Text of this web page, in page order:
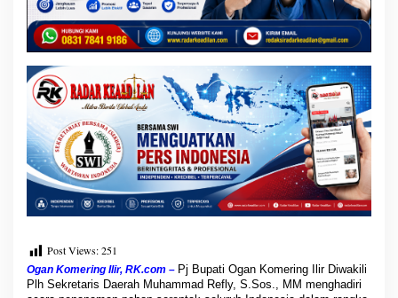
s
B
a
n
s
a
K
e
d
e
p
a
n
Post Views:251
Ogan Komering Ilir, RK.com – Pj Bupati Ogan Komering Ilir Diwakili
Plh Sekretaris Daerah Muhammad Refly, S.Sos., MM menghadiri